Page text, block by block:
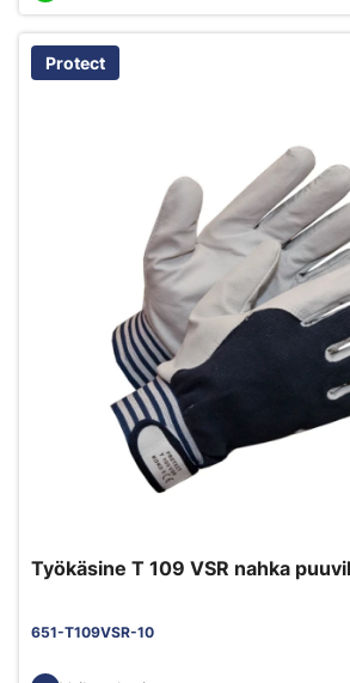
Protect
Työkäsine T 109 VSR nahka
651-T109VSR-10